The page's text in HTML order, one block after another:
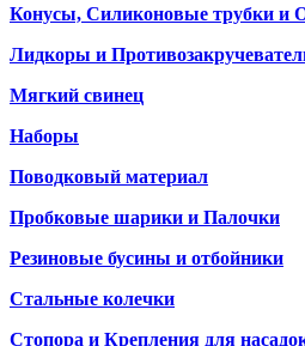
Конусы, Силиконовые трубки и
Лидкоры и
Мягкий свинец
Наборы
Поводковый материал
Пробковые шарики и Палочки
Резиновые бусины и отбойники
Стальные колечки
Стопора и Крепления для